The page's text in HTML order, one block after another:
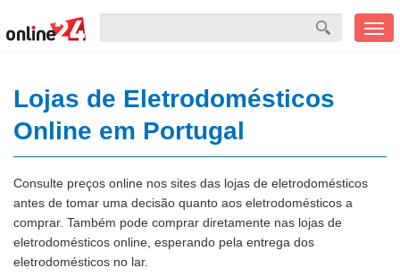
Lojas de Eletrodomésticos
Online em Portugal
Consulte preços online nos sites das lojas de eletrodomésticos
antes de tomar uma decisão quanto aos eletrodomésticos a
comprar. Também pode comprar diretamente nas lojas de
eletrodomésticos online, esperando pela entrega dos
eletrodomésticos no lar.